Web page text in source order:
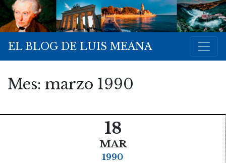
EL BLOG DE LUIS MEANA
Mes: marzo 1990
18
MAR
1990